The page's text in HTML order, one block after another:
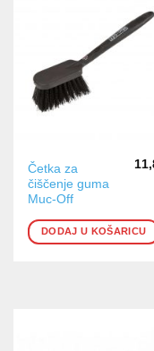
Četka za
čiščenje guma
Muc-Off
DODAJ U KOŠARICU